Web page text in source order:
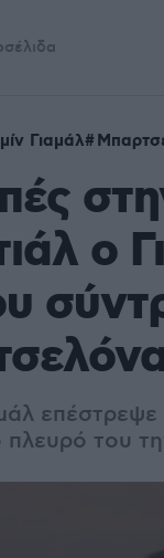
Γιαμάλ
ο
του